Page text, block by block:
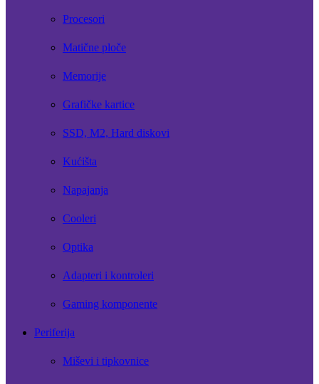
Procesori
Matične ploče
Memorije
Grafičke kartice
SSD, M2, Hard diskovi
Kućišta
Napajanja
Cooleri
Optika
Adapteri i kontroleri
Gaming komponente
Periferija
Miševi i tipkovnice